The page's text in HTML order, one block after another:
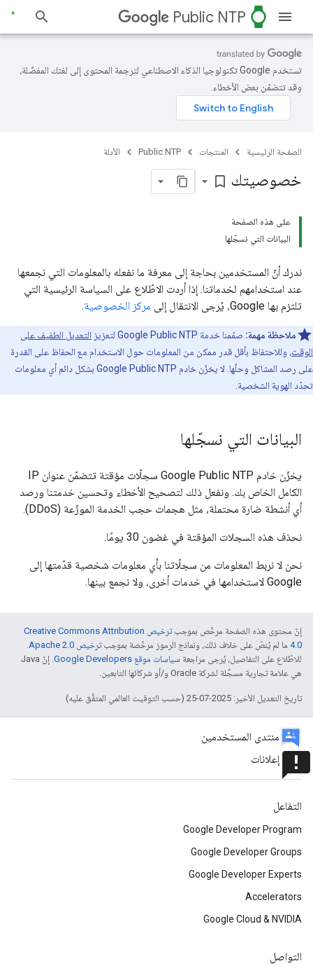
watch
Public NTP
تستخدم Google تكنولوجيا الذكاء الاصطناعي لترجمة المحتوى إلى لغتك المفضّلة،
وقد تتضمّن بعض الأخطاء.
الصفحة الرئيسية المنتجات Public NTP الأدلة
خصوصيتك bookmark_border
على هذه الصفحة
البيانات التي نسجّلها
ندرك أنّ المستخدمين بحاجة إلى معرفة ما نفعله بالمعلومات التي نجمعها
عند استخدامهم لخدماتنا. إذا أردت الاطّلاع على السياسة الرئيسية التي
تلتزم بها Google، يُرجى الانتقال إلى
مركز الخصوصية.
ملاحظة مهمة: صمّمنا خدمة Google Public NTP لتعزيز
التعديل الطفيف على
الوقت، وللاحتفاظ بأقل قدر ممكن من المعلومات حول الاستخدام مع الحفاظ على القدرة
على رصد المشاكل وحلّها. لا يخزّن خادم Google Public NTP بشكل دائم أي معلومات
تحدّد الهوية الشخصية.
البيانات التي نسجّلها
يخزّن خادم Google Public NTP سجلّات مؤقتة تتضمّن عنوان IP
الكامل الخاص بك. ونفعل ذلك لتصحيح الأخطاء وتحسين خدمتنا ورصد
أي أنشطة ضارة محتملة، مثل هجمات حجب الخدمة الموزّعة (DDoS).
نحذف هذه السجلات المؤقتة في غضون 30 يومًا.
نحن لا نربط المعلومات من سجلّاتنا بأي معلومات شخصية قدّمتها إلى
Google لاستخدامها في خدمات أخرى، ولا نجمع بينها.
إنّ محتوى هذه الصفحة مرخّص بموجب
ترخيص Creative Commons Attribution
4.0‏ ما لم يُنصّ على خلاف ذلك، ونماذج الرموز مرخّصة بموجبترخيص Apache 2.0‏
.
للاطّلاع على التفاصيل، يُرجى مراجعة سياسات موقع Google Developers‏
. إنّ Java
هي علامة تجارية مسجَّلة لشركة Oracle و/أو شركائها التابعين.
تاريخ التعديل الأخير: 2025-07-25 (حسب التوقيت العالمي المتفَّق عليه)
منتدى المستخدمين
announcementإعلانات
التفاعل
Google Developer Program
Google Developer Groups
Google Developer Experts
Accelerators
Google Cloud & NVIDIA
التواصل